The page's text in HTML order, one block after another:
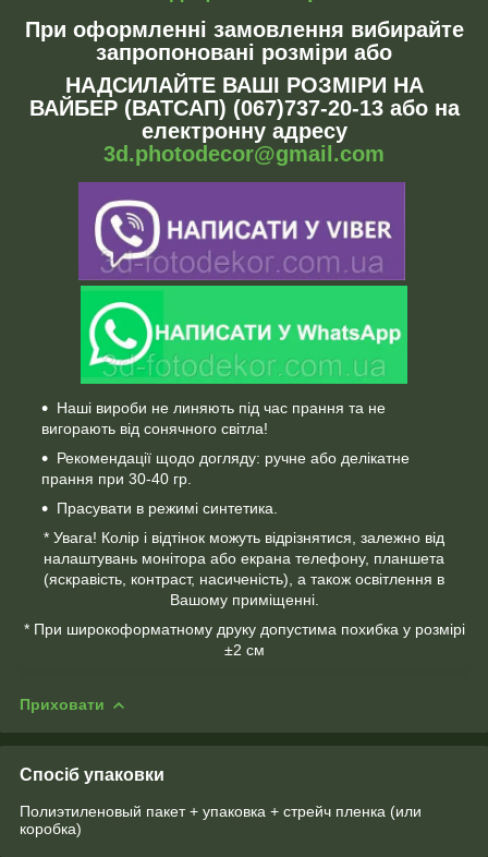
При оформленні замовлення вибирайте
запропоновані розміри або
НАДСИЛАЙТЕ ВАШІ РОЗМІРИ НА
ВАЙБЕР (ВАТСАП) (067)737-20-13 або на
електронну адресу
3d.photodecor@gmail.com
Наші вироби не линяють під час прання та не
вигорають від сонячного світла!
Рекомендації щодо догляду: ручне або делікатне
прання при 30-40 гр.
Прасувати в режимі синтетика.
* Увага! Колір і відтінок можуть відрізнятися, залежно від
налаштувань монітора або екрана телефону, планшета
(яскравість, контраст, насиченість), а також освітлення в
Вашому приміщенні.
* При широкоформатному друку допустима похибка у розмірі
±2 см
Приховати
Спосіб упаковки
Полиэтиленовый пакет + упаковка + стрейч пленка (или
коробка)